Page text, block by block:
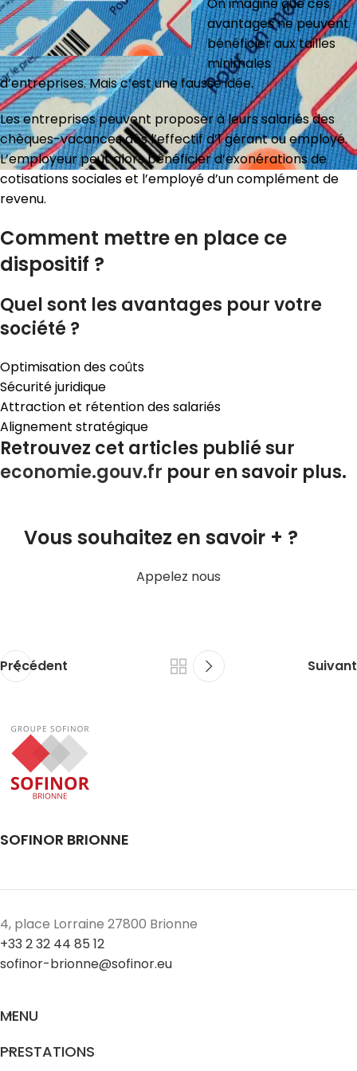
avantages ne peuvent
bénéficier aux tailles
minimales
d’entreprises. Mais c’est une fausse idée.
Les entreprises peuvent proposer à leurs salariés des
chèques-vacances dès l’effectif d’1 gérant ou employé.
L’employeur peut alors bénéficier d’exonérations de
cotisations sociales et l’employé d’un complément de
revenu.
Comment mettre en place ce
dispositif ?
Quel sont les avantages pour votre
société ?
Optimisation des coûts
Sécurité juridique
Attraction et rétention des salariés
Alignement stratégique
Retrouvez cet articles publié sur
economie.gouv.fr pour en savoir plus.
Vous souhaitez en savoir + ?
Appelez nous
Précédent Suivant
SOFINOR BRIONNE
4, place Lorraine 27800 Brionne
+33 2 32 44 85 12
sofinor-brionne@sofinor.eu
MENU
PRESTATIONS